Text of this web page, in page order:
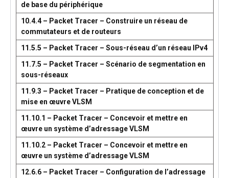
de base du périphérique
10.4.4 – Packet Tracer – Construire un réseau de
commutateurs et de routeurs
11.5.5 – Packet Tracer – Sous-réseau d’un réseau IPv4
11.7.5 – Packet Tracer – Scénario de segmentation en
sous-réseaux
11.9.3 – Packet Tracer – Pratique de conception et de
mise en œuvre VLSM
11.10.1 – Packet Tracer – Concevoir et mettre en
œuvre un système d’adressage VLSM
11.10.2 – Packet Tracer – Concevoir et mettre en
œuvre un système d’adressage VLSM
12.6.6 – Packet Tracer – Configuration de l’adressage